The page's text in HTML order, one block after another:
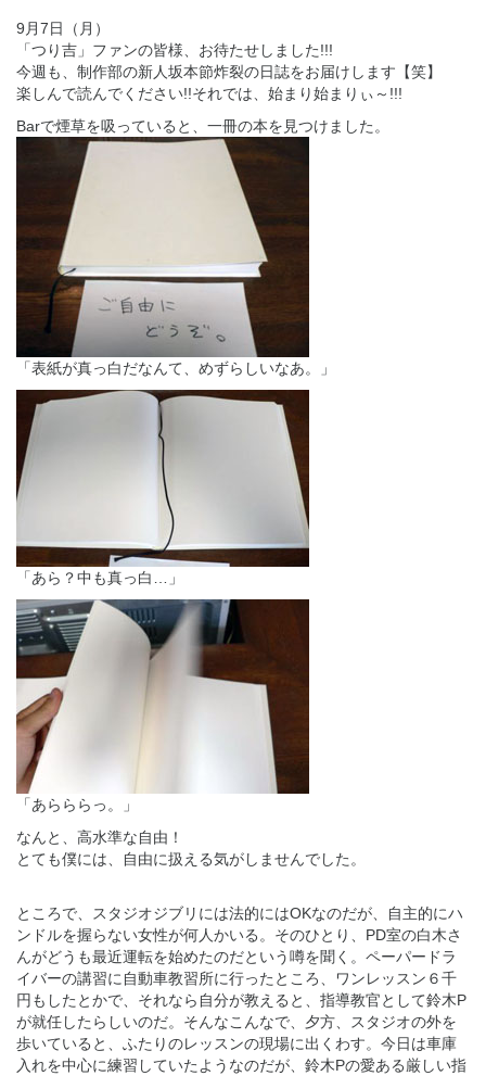
9月7日（月）
「つり吉」ファンの皆様、お待たせしました!!!
今週も、制作部の新人坂本節炸裂の日誌をお届けします【笑】
楽しんで読んでください!!それでは、始まり始まりぃ～!!!
Barで煙草を吸っていると、一冊の本を見つけました。
「表紙が真っ白だなんて、めずらしいなあ。」
「あら？中も真っ白…」
「あらららっ。」
なんと、高水準な自由！
とても僕には、自由に扱える気がしませんでした。
ところで、スタジオジブリには法的にはOKなのだが、自主的にハ
ンドルを握らない女性が何人かいる。そのひとり、PD室の白木さ
んがどうも最近運転を始めたのだという噂を聞く。ペーパードラ
イバーの講習に自動車教習所に行ったところ、ワンレッスン６千
円もしたとかで、それなら自分が教えると、指導教官として鈴木P
が就任したらしいのだ。そんなこんなで、夕方、スタジオの外を
歩いていると、ふたりのレッスンの現場に出くわす。今日は車庫
入れを中心に練習していたようなのだが、鈴木Pの愛ある厳しい指